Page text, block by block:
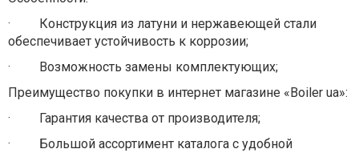
· Конструкция из латуни и нержавеющей стали
обеспечивает устойчивость к коррозии;
· Возможность замены комплектующих;
Преимущество покупки в интернет магазине «Boiler ua»:
· Гарантия качества от производителя;
· Большой ассортимент каталога с удобной